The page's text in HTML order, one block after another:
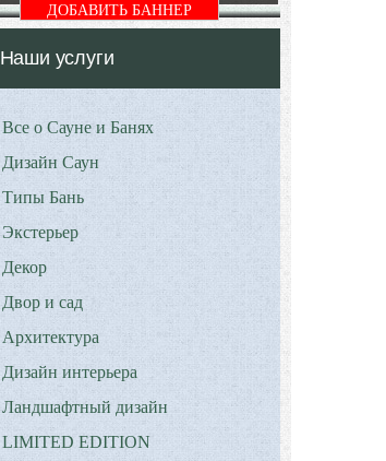
ДОБАВИТЬ БАННЕР
Наши услуги
Все о Сауне и Банях
Дизайн Саун
Типы Бань
Экстерьер
Декор
Двор и сад
Архитектура
Дизайн интерьера
Ландшафтный дизайн
LIMITED EDITION